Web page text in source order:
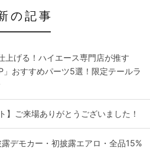
の記事
上げる！ハイエース専門店が推す
」おすすめパーツ5選！限定テールラ
】ご来場ありがとうございました！
デモカー・初披露エアロ・全品15%